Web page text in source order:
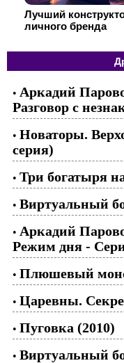
Лучший
личного бренда
• Аркадий
Разговор с
• Новаторы.
серия)
• Три богатыря
• Виртуальный
• Аркадий
Режим дня -
• Плюшевый
• Царевны.
• Пуговка (2010)
• Виртуальный